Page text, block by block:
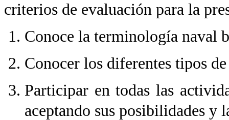
criterios de evaluación para la
Conoce la terminología naval
Conocer los diferentes tipos
Participar en todas las
aceptando sus posibilidades y